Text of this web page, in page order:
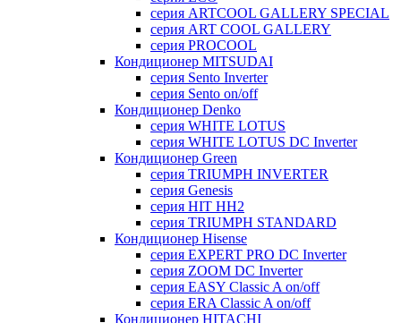
серия ARTCOOL GALLERY SPECIAL
серия ART COOL GALLERY
серия PROCOOL
Кондиционер MITSUDAI
серия Sento Inverter
серия Sento on/off
Кондиционер Denko
серия WHITE LOTUS
серия WHITE LOTUS DC Inverter
Кондиционер Green
серия TRIUMPH INVERTER
серия Genesis
серия HIT HH2
серия TRIUMPH STANDARD
Кондиционер Hisense
серия EXPERT PRO DC Inverter
серия ZOOM DC Inverter
серия EASY Classic A on/off
серия ERA Classic A on/off
Кондиционер HITACHI